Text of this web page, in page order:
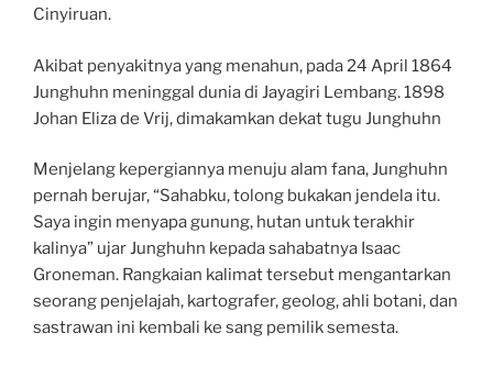
Cinyiruan.
Akibat penyakitnya yang menahun, pada 24 April 1864
Junghuhn meninggal dunia di Jayagiri Lembang. 1898
Johan Eliza de Vrij, dimakamkan dekat tugu Junghuhn
Menjelang kepergiannya menuju alam fana, Junghuhn
pernah berujar, “Sahabku, tolong bukakan jendela itu.
Saya ingin menyapa gunung, hutan untuk terakhir
kalinya” ujar Junghuhn kepada sahabatnya Isaac
Groneman. Rangkaian kalimat tersebut mengantarkan
seorang penjelajah, kartografer, geolog, ahli botani, dan
sastrawan ini kembali ke sang pemilik semesta.